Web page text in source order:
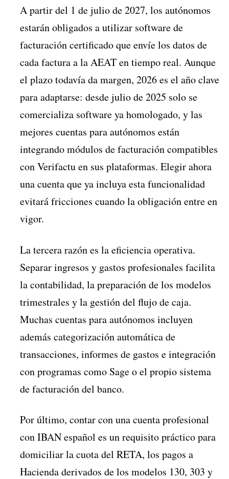
A partir del 1 de julio de 2027, los autónomos
estarán obligados a utilizar software de
facturación certificado que envíe los datos de
cada factura a la AEAT en tiempo real. Aunque
el plazo todavía da margen, 2026 es el año clave
para adaptarse: desde julio de 2025 solo se
comercializa software ya homologado, y las
mejores cuentas para autónomos están
integrando módulos de facturación compatibles
con Verifactu en sus plataformas. Elegir ahora
una cuenta que ya incluya esta funcionalidad
evitará fricciones cuando la obligación entre en
vigor.
La tercera razón es la eficiencia operativa.
Separar ingresos y gastos profesionales facilita
la contabilidad, la preparación de los modelos
trimestrales y la gestión del flujo de caja.
Muchas cuentas para autónomos incluyen
además categorización automática de
transacciones, informes de gastos e integración
con programas como Sage o el propio sistema
de facturación del banco.
Por último, contar con una cuenta profesional
con IBAN español es un requisito práctico para
domiciliar la cuota del RETA, los pagos a
Hacienda derivados de los modelos 130, 303 y